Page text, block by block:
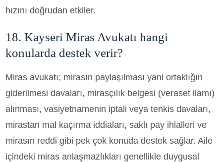
hızını doğrudan etkiler.
18. Kayseri Miras Avukatı hangi
konularda destek verir?
Miras avukatı; mirasın paylaşılması yani ortaklığın
giderilmesi davaları, mirasçılık belgesi (veraset ilamı)
alınması, vasiyetnamenin iptali veya tenkis davaları,
mirastan mal kaçırma iddiaları, saklı pay ihlalleri ve
mirasın reddi gibi pek çok konuda destek sağlar. Aile
içindeki miras anlaşmazlıkları genellikle duygusal